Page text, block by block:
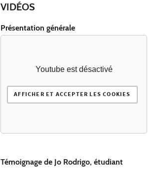
VIDÉOS
Présentation générale
Youtube est désactivé
AFFICHER ET ACCEPTER LES COOKIES
Témoignage de Jo Rodrigo, étudiant